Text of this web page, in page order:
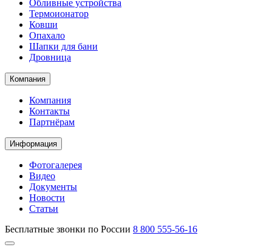
Обливные устройства
Термоионатор
Ковши
Опахало
Шапки для бани
Дровница
Компания
Компания
Контакты
Партнёрам
Информация
Фотогалерея
Видео
Документы
Новости
Статьи
Бесплатные звонки по России 8 800 555-56-16